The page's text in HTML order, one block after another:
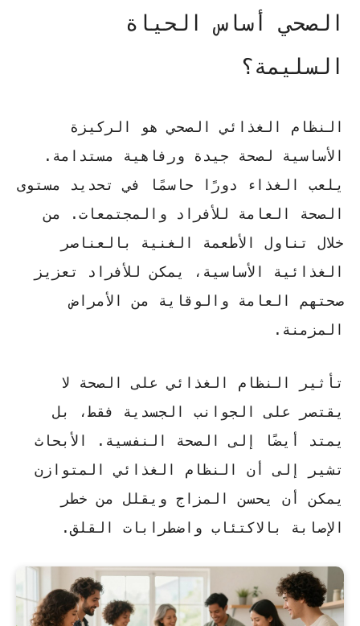
الصحي أساس الحياة
السليمة؟
النظام الغذائي الصحي هو الركيزة
الأساسية لصحة جيدة ورفاهية مستدامة.
يلعب الغذاء دورًا حاسمًا في تحديد مستوى
الصحة العامة للأفراد والمجتمعات. من
خلال تناول الأطعمة الغنية بالعناصر
الغذائية الأساسية، يمكن للأفراد تعزيز
صحتهم العامة والوقاية من الأمراض
المزمنة.
تأثير النظام الغذائي على الصحة لا
يقتصر على الجوانب الجسدية فقط، بل
يمتد أيضًا إلى الصحة النفسية. الأبحاث
تشير إلى أن النظام الغذائي المتوازن
يمكن أن يحسن المزاج ويقلل من خطر
الإصابة بالاكتئاب واضطرابات القلق.